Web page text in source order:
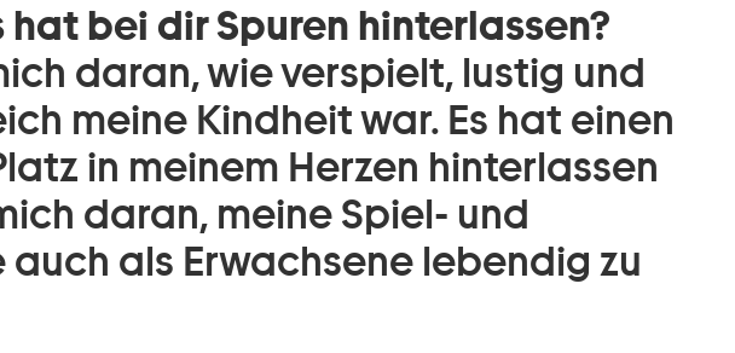
hat bei dir Spuren hinterlassen?
daran, wie verspielt, lustig und
meine Kindheit war. Es hat einen
in meinem Herzen hinterlassen
daran, meine Spiel- und
auch als Erwachsene lebendig zu